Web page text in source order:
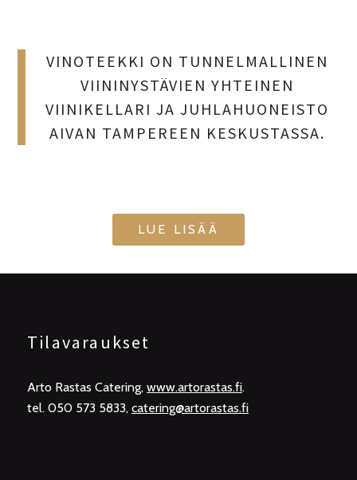
VINOTEEKKI ON TUNNELMALLINEN
VIININYSTÄVIEN YHTEINEN
VIINIKELLARI JA JUHLAHUONEISTO
AIVAN TAMPEREEN KESKUSTASSA.
LUE LISÄÄ
Tilavaraukset
Arto Rastas Catering, www.artorastas.fi.
tel. 050 573 5833, catering@artorastas.fi